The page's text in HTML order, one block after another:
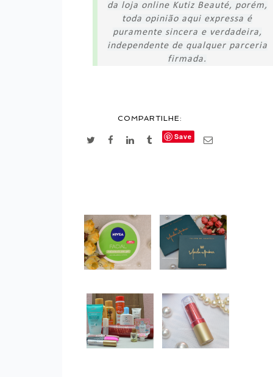
da loja online Kutiz Beauté, porém,
toda opinião aqui expressa é
puramente sincera e verdadeira,
independente de qualquer parceria
firmada.
COMPARTILHE:
Save